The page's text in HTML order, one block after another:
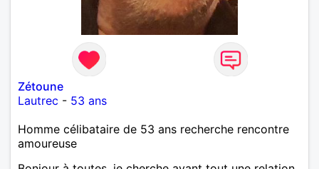
Zétoune
Lautrec - 53 ans
Homme célibataire de 53 ans recherche rencontre
amoureuse